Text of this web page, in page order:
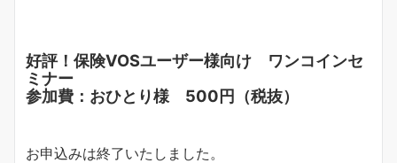
好評！保険VOSユーザー様向け ワンコインセ
ミナー
参加費：おひとり様 500円（税抜）
お申込みは終了いたしました。